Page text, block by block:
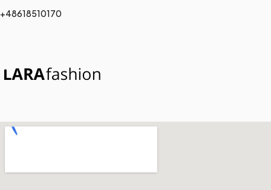
+48618510170